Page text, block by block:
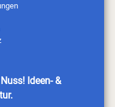
Ideen- &
.